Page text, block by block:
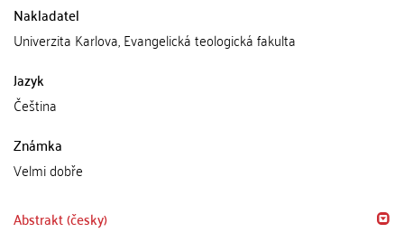
Nakladatel
Univerzita Karlova, Evangelická teologická fakulta
Jazyk
Čeština
Známka
Velmi dobře
Abstrakt (česky)